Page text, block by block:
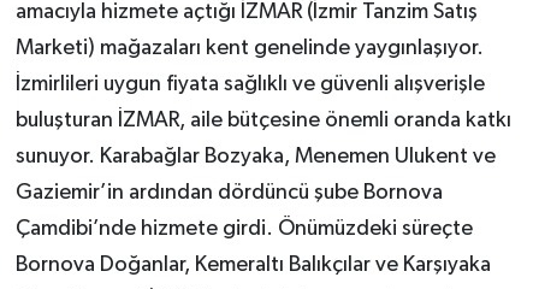
amacıyla hizmete açtığı İZMAR (İzmir Tanzim Satış
Marketi) mağazaları kent genelinde yaygınlaşıyor.
İzmirlileri uygun fiyata sağlıklı ve güvenli alışverişle
buluşturan İZMAR, aile bütçesine önemli oranda katkı
sunuyor. Karabağlar Bozyaka, Menemen Ulukent ve
Gaziemir’in ardından dördüncü şube Bornova
Çamdibi’nde hizmete girdi. Önümüzdeki süreçte
Bornova Doğanlar, Kemeraltı Balıkçılar ve Karşıyaka